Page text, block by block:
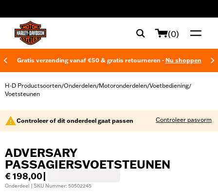
(0)
Gratis verzending vanaf €50 & gratis retourneren - Nu shoppen
H-D Productsoorten/Onderdelen/Motoronderdelen/Voetbediening/
Voetsteunen
Controleer of dit onderdeel gaat passen Controleer pasvorm
ADVERSARY
PASSAGIERSVOETSTEUNEN
€ 198,00
Onderdeel | SKU Nummer: 50502245